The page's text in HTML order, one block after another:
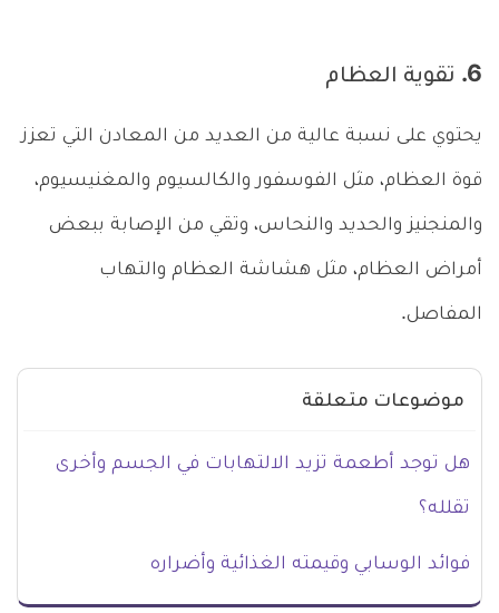
6. تقوية العظام
يحتوي على نسبة عالية من العديد من المعادن التي تعزز
قوة العظام، مثل الفوسفور والكالسيوم والمغنيسيوم،
والمنجنيز والحديد والنحاس، وتقي من الإصابة ببعض
أمراض العظام، مثل هشاشة العظام والتهاب
المفاصل.
موضوعات متعلقة
هل توجد أطعمة تزيد الالتهابات في الجسم وأخرى
تقلله؟
فوائد الوسابي وقيمته الغذائية وأضراره